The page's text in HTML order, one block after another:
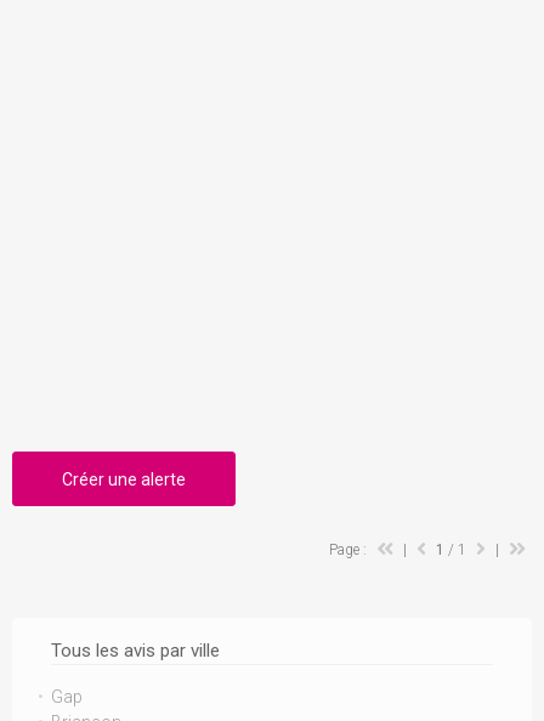
Tous les avis par ville
Gap
Créer une alerte
Page : 1 / 1